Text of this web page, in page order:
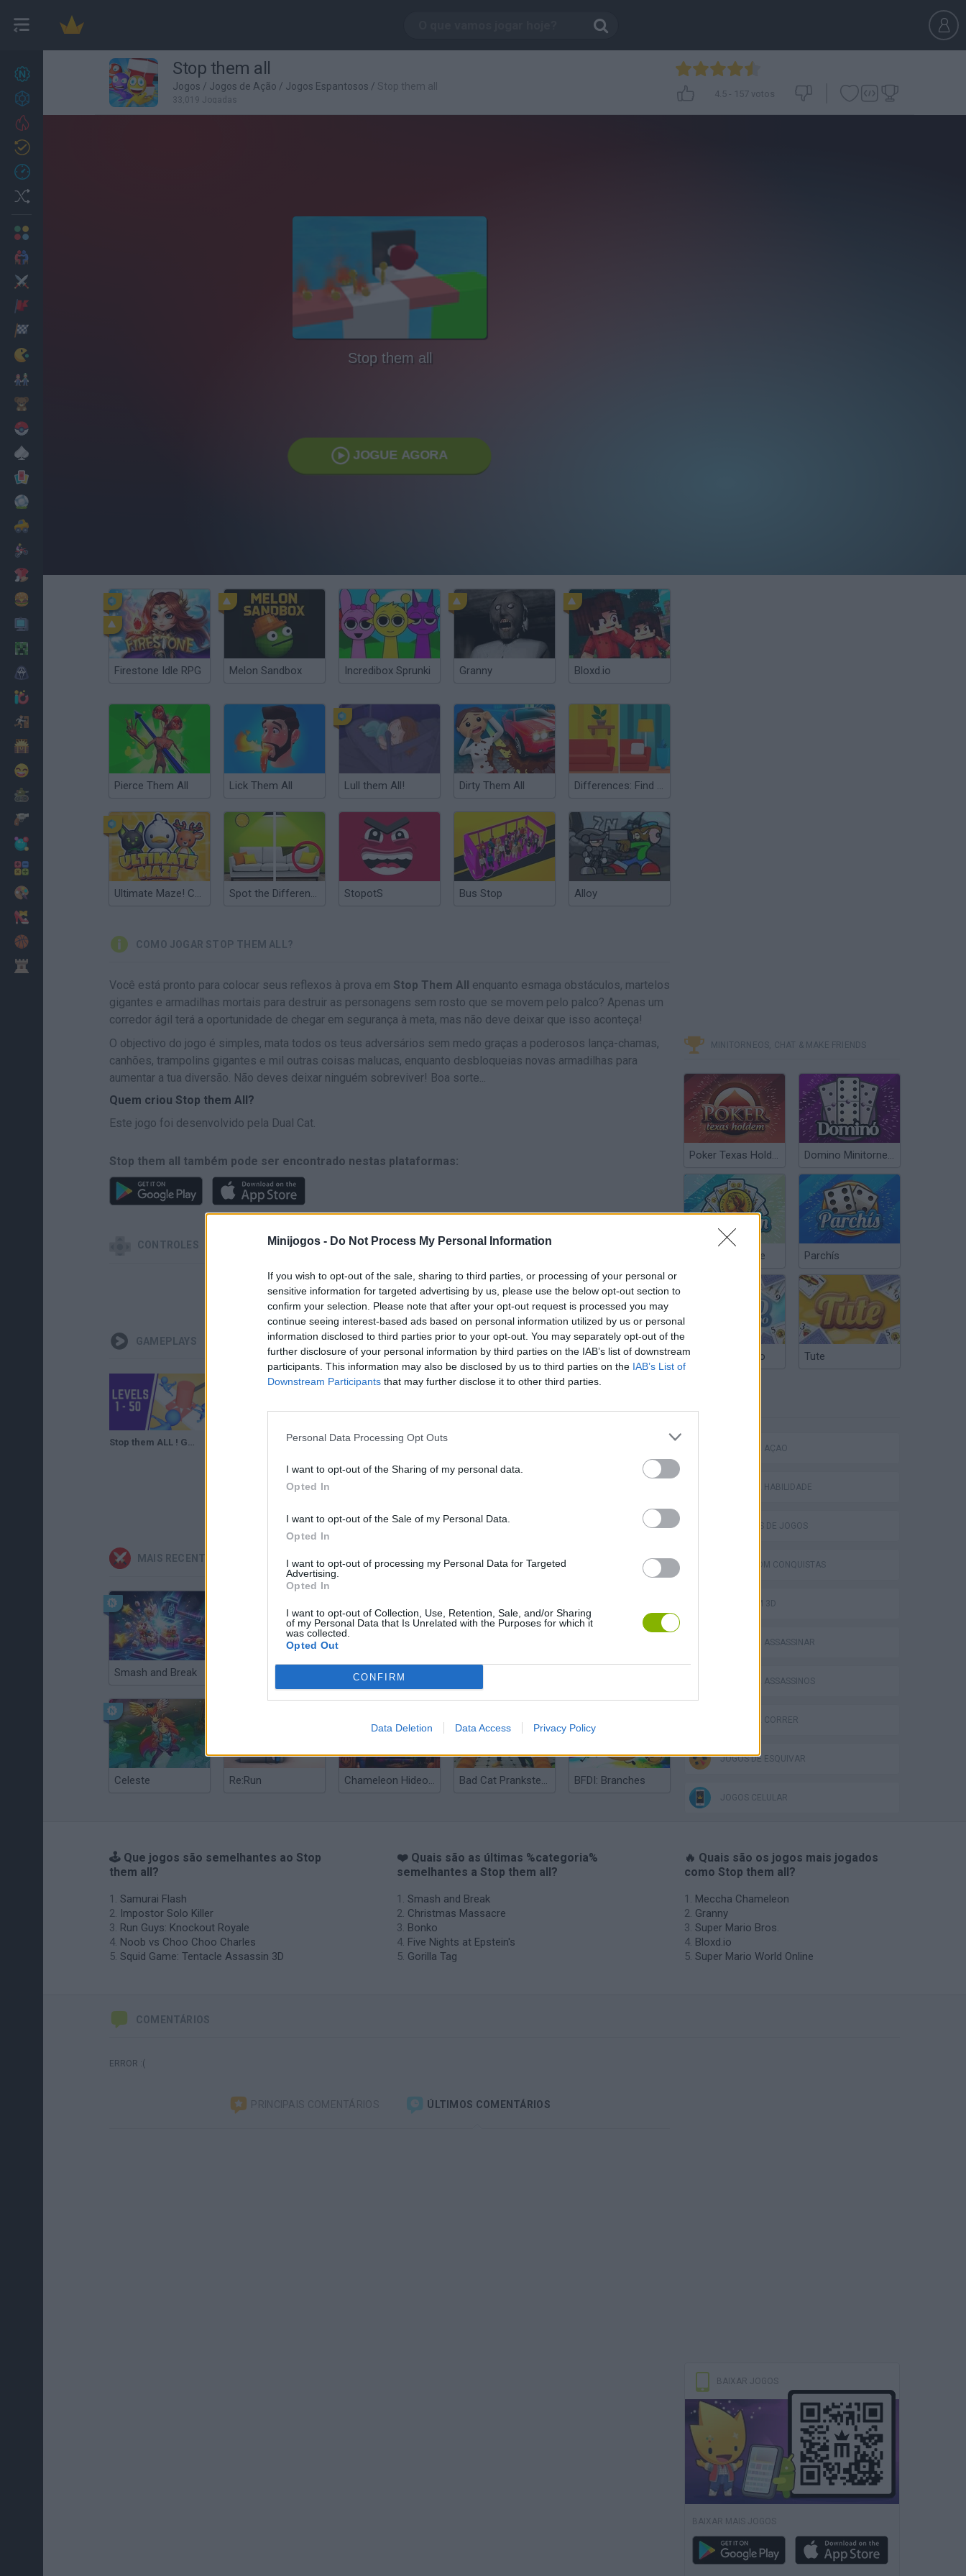
Minijogos - Do Not Process My Personal Information
If you wish to opt-out of the sale, sharing to third parties, or processing of your personal or
sensitive information for targeted advertising by us, please use the below opt-out section to
confirm your selection. Please note that after your opt-out request is processed you may
continue seeing interest-based ads based on personal information utilized by us or personal
information disclosed to third parties prior to your opt-out. You may separately opt-out of the
further disclosure of your personal information by third parties on the IAB’s list of downstream
participants. This information may also be disclosed by us to third parties on the IAB’s List of
Downstream Participants that may further disclose it to other third parties.
Personal Data Processing Opt Outs
I want to opt-out of the Sharing of my personal data.
Opted In
I want to opt-out of the Sale of my Personal Data.
Opted In
I want to opt-out of processing my Personal Data for Targeted
Advertising.
Opted In
I want to opt-out of Collection, Use, Retention, Sale, and/or Sharing
of my Personal Data that Is Unrelated with the Purposes for which it
was collected.
Opted Out
CONFIRM
Data Deletion Data Access Privacy Policy
27
Vestir
Stop them all
Jogos / Jogos de Ação / Jogos Espantosos / Stop them all
33,019 Jogadas
4.5 - 157 votos
Stop them all
JOGUE AGORA
Firestone Idle RPG Melon Sandbox Incredibox Sprunki Granny Bloxd.io
Pierce Them All Lick Them All Lull them All! Dirty Them All Differences: Find them all
Ultimate Maze! Collect them All Spot the Difference: Find Them All StopotS Bus Stop Alloy
COMO JOGAR STOP THEM ALL?
Você está pronto para colocar seus reflexos à prova em Stop Them All enquanto esmaga obstáculos, martelos
gigantes e armadilhas mortais para destruir as personagens sem rosto que se movem pelo palco? Apenas um
corredor ágil terá a oportunidade de chegar em segurança à meta, mas não deve deixar que isso aconteça!
O objectivo do jogo é simples, mata todos os teus adversários sem medo graças a poderosos lança-chamas,
canhões, trampolins gigantes e mil outras coisas malucas, enquanto desbloqueias novas armadilhas para
aumentar a tua diversão. Não deves deixar ninguém sobreviver! Boa sorte...
Quem criou Stop them All?
Este jogo foi desenvolvido pela Dual Cat.
Stop them all também pode ser encontrado nestas plataformas:
CONTROLES
SELECCIONAR/MOVERTE
GAMEPLAYS
Stop them ALL ! Game Level 1-50 Walkthrough Stop them ALL ! Game Level 51-80 Walkthrough Stop them ALL ! Game Level 81-100 Walkthrough
MAIS RECENTES JOGOS DE AÇÃO
Smash and Break Bonko
Celeste Re:Run Chameleon Hideout Bad Cat Prankster: Mom’s Return BFDI: Branches
MINITORNEOS, CHAT & MAKE FRIENDS
Poker Texas Hold’em Domino Minitorneos
Chinchón Online Parchís
Truco Argentino Tute
JOGOS DE AÇÃO
JOGOS DE HABILIDADE
COLEÇÕES DE JOGOS
JOGOS COM CONQUISTAS
JOGOS EM 3D
JOGOS DE ASSASSINAR
JOGOS DE ASSASSINOS
JOGOS DE CORRER
JOGOS DE ESQUIVAR
JOGOS CELULAR
🕹️ Que jogos são semelhantes ao Stop
them all?
Samurai Flash
Impostor Solo Killer
Run Guys: Knockout Royale
Noob vs Choo Choo Charles
Squid Game: Tentacle Assassin 3D
❤️ Quais são as últimas %categoria%
semelhantes a Stop them all?
Smash and Break
Christmas Massacre
Bonko
Five Nights at Epstein's
Gorilla Tag
🔥 Quais são os jogos mais jogados
como Stop them all?
Meccha Chameleon
Granny
Super Mario Bros.
Bloxd.io
Super Mario World Online
COMENTÁRIOS
ERROR :(
PRINCIPAIS COMENTÁRIOS ÚLTIMOS COMENTÁRIOS
BAIXAR JOGOS
BAIXAR MAIS JOGOS